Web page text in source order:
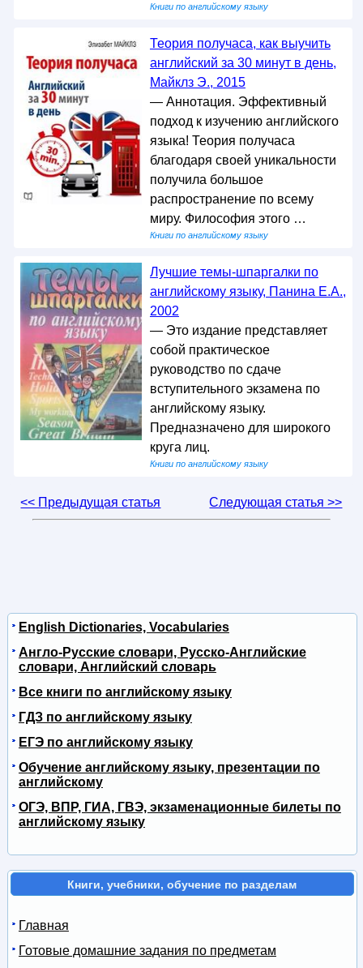
Книги по английскому языку
Теория получаса, как выучить
английский за 30 минут в день,
Майклз Э., 2015
— Аннотация. Эффективный
подход к изучению английского
языка! Теория получаса
благодаря своей уникальности
получила большое
распространение по всему
миру. Философия этого …
Книги по английскому языку
Лучшие темы-шпаргалки по
английскому языку, Панина Е.А.,
2002
— Это издание представляет
собой практическое
руководство по сдаче
вступительного экзамена по
английскому языку.
Предназначено для широкого
круга лиц.
Книги по английскому языку
<< Предыдущая статья Следующая статья >>
English Dictionaries, Vocabularies
Англо-Русские словари, Русско-Английские
словари, Английский словарь
Все книги по английскому языку
ГДЗ по английскому языку
ЕГЭ по английскому языку
Обучение английскому языку, презентации по
английскому
ОГЭ, ВПР, ГИА, ГВЭ, экзаменационные билеты по
английскому языку
Книги, учебники, обучение по разделам
Главная
Готовые домашние задания по предметам